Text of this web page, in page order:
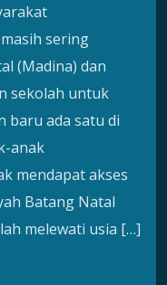
sering
(Madina) dan
sekolah untuk
baru ada satu di
anak
mendapat akses
Batang Natal
melewati usia […]